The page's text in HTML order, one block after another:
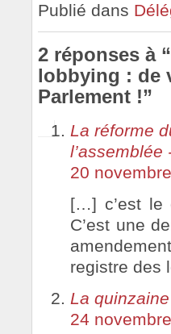
Publié dans
2 réponses à
lobbying : de
Parlement !”
La réforme
l’assemblée
20
[…] c’est le
C’est une
registre des
La
24